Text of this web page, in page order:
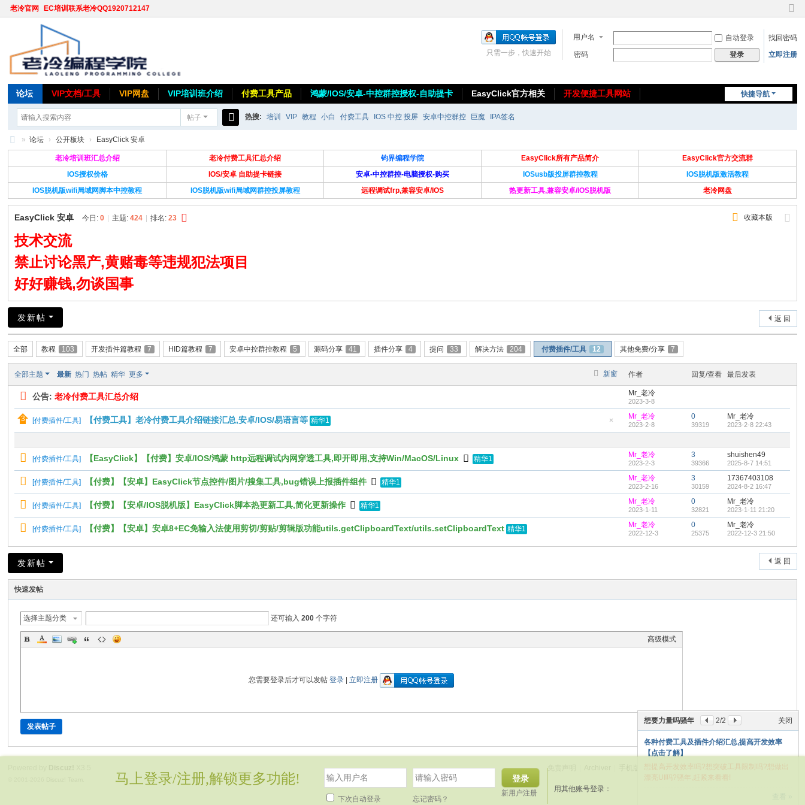
老冷官网 EC培训联系老冷QQ1920712147
切
到
窄
用户名 自动登录
找回密码
密码
登录 立即注册
只需一步，快速开始
快捷导航
论坛 VIP文档/工具 VIP网盘 VIP培训班介绍 付费工具产品 鸿蒙/IOS/安卓-中控群控授权-自助提卡 EasyClick官方相关
开发便捷工具网站
帖子
索
热搜: 培训 VIP 教程 小白 付费工具 IOS 中控 投屏 安卓中控群控 巨魔 IPA签名
» 论坛 › 公开板块 › EasyClick 安卓
老冷培训班汇总介绍 老冷付费工具汇总介绍 钧界编程学院 EasyClick所有产品简介
EasyClick官方交流群
IOS授权价格
IOS/安卓 自助提卡链接 安卓-中控群控-电脑授权-购买 IOSusb版投屏群控教程
IOS脱机版激活教程
IOS脱机版wifi局域网脚本中控教程
IOS脱机版wifi局域网群控投屏教程 远程调试frp,兼容安卓/IOS 热更新工具,兼容安卓/IOS脱机版 老冷网盘
收藏本版
EasyClick 安卓 今日:0 主题:424 排名:23
技术交流
禁止讨论黑产,黄赌毒等违规犯法项目
好好赚钱,勿谈国事
返 回
发新帖
全部 教程 103 开发插件篇教程 7 HID篇教程 7 安卓中控群控教程 5 源码分享 41 插件分享 4 提问 33 解决方法 204 付费插件/工具 12 其他免费/分享 7
新窗
全部主题 最新 热门 热帖 精华 更多 作者 回复/查看 最后发表
公告:老冷付费工具汇总介绍 Mr_老冷
2023-3-8
藏
顶
[付费插件/工具] 【付费工具】老冷付费工具介绍链接汇总,安卓/IOS/易语言等 精华1
Mr_老冷
2023-2-8
0
39319
Mr_老冷
2023-2-8 22:43
[付费插件/工具] 【EasyClick】【付费】安卓/IOS/鸿蒙 http远程调试内网穿透工具,即开即用,支持Win/MacOS/Linux 精华1
Mr_老冷
2023-2-3
3
39366
shuishen49
2025-8-7 14:51
[付费插件/工具] 【付费】【安卓】EasyClick节点控件/图片/搜集工具,bug错误上报插件组件 精华1
Mr_老冷
2023-2-16
3
30159
17367403108
2024-8-2 16:47
[付费插件/工具] 【付费】【安卓/IOS脱机版】EasyClick脚本热更新工具,简化更新操作 精华1
Mr_老冷
2023-1-11
0
32821
Mr_老冷
2023-1-11 21:20
[付费插件/工具] 【付费】【安卓】安卓8+EC免输入法使用剪切/剪贴/剪辑版功能utils.getClipboardText/utils.setClipboardText 精华1
Mr_老冷
2022-12-3
0
25375
Mr_老冷
2022-12-3 21:50
返 回
发新帖
快速发帖
选择主题分类 还可输入200 个字符
高级模式
您需要登录后才可以发帖登录 |立即注册
本版积分规则
发表帖子
关闭
想要力量吗骚年 2/2
各种付费工具及插件介绍汇总,提高开发效率
【点击了解】
想提高开发效率吗?想突破工具限制吗?想做出
漂亮UI吗?骚年,赶紧来看看!
马上登录/注册,解锁更多功能!
下次自动登录 忘记密码？
登录
新用户注册 用其他账号登录：
免责声明 老冷论坛 (闽ICP备20013040号-2 ) 网站地图
GMT+8, 2026-8-7 10:15